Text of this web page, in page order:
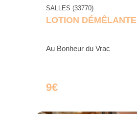
SALLES (33770)
LOTION DÉMÊLANTE
Au Bonheur du Vrac
9€